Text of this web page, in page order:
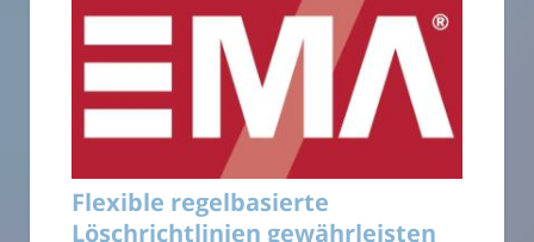
Flexible regelbasierte
Löschrichtlinien gewährleisten